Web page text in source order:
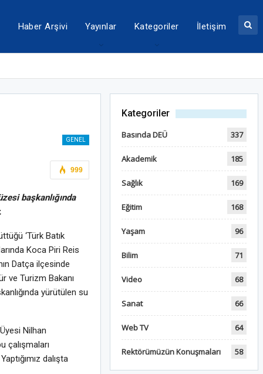
Haber Arşivi Yayınlar Kategoriler İletişim
GENEL
999
başkanlığında
‘Türk Batık
Koca Piri Reis
Datça ilçesinde
ve Turizm Bakanı
yürütülen su
Nilhan
çalışmaları
dalışta
Kategoriler
Basında DEÜ 337
Akademik 185
Sağlık 169
Eğitim 168
Yaşam 96
Bilim 71
Video 68
Sanat 66
Web TV 64
Rektörümüzün Konuşmaları 58